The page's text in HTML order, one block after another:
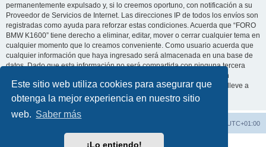
Este sitio web utiliza cookies para asegurar que
obtenga la mejor experiencia en nuestro sitio
web. Saber más
¡Lo entiendo!
permanentemente expulsado y, si lo creemos oportuno, con notificación a su
Proveedor de Servicios de Internet. Las direcciones IP de todos los envíos son
registradas como ayuda para reforzar estas condiciones. Acuerda que “FORO
BMW K1600” tiene derecho a eliminar, editar, mover o cerrar cualquier tema en
cualquier momento que lo creamos conveniente. Como usuario acuerda que
cualquier información que haya ingresado será almacenada en una base de
datos. Dado que esta información no será compartida con ninguna tercera
parte sin su consentimiento, ni “FORO BMW K1600” ni phpBB podrán
considerarse responsables por cualquier intento de hacking que conlleve a
que los datos sean comprometidos.
UTC+01:00
Desarrollado porphpBB® Forum Software © phpBB Limited